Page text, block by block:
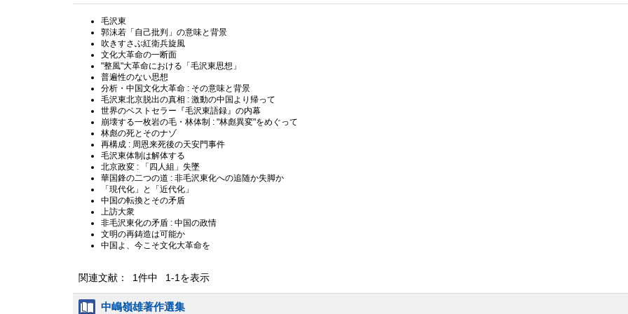
毛沢東
郭沫若「自己批判」の意味と背景
吹きすさぶ紅衛兵旋風
文化大革命の一断面
"整風"大革命における「毛沢東思想」
普遍性のない思想
分析・中国文化大革命 : その意味と背景
毛沢東北京脱出の真相 : 激動の中国より帰って
世界のベストセラー『毛沢東語録』の内幕
崩壊する一枚岩の毛・林体制 : "林彪異変"をめぐって
林彪の死とそのナゾ
再構成 : 周恩来死後の天安門事件
毛沢東体制は解体する
北京政変 : 「四人組」失墜
華国鋒の二つの道 : 非毛沢東化への追随か失脚か
「現代化」と「近代化」
中国の転換とその矛盾
上訪大衆
非毛沢東化の矛盾 : 中国の政情
文明の再鋳造は可能か
中国よ、今こそ文化大革命を
関連文献： 1件中 1-1を表示
中嶋嶺雄著作選集